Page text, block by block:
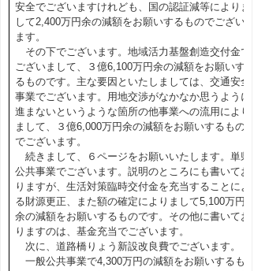
安全でございますけれども、国の認証減等によりま
して2,400万円余の減額をお願いするものでござい
ます。
その下でございます。地域活力基盤創造交付金で
ございまして、３億6,100万円余の減額をお願いす
るものです。主な要因といたしましては、交通安全
事業でございます。用地交渉がなかなか思うように
進まないというような箇所の他事業への流用により
まして、３億6,000万円余の減額をお願いするもの
でございます。
続きまして、６ページをお願いいたします。単県
公共事業でございます。説明のところにも書いてお
りますが、生活対策臨時交付金を充当することによ
る財源更正、また額の確定によりまして5,100万円
余の減額をお願いするものです。その他に書いてお
りますのは、基金充当でございます。
次に、道路橋りょう新設改良費でございます。
一般公共事業で4,300万円の減額をお願いするも